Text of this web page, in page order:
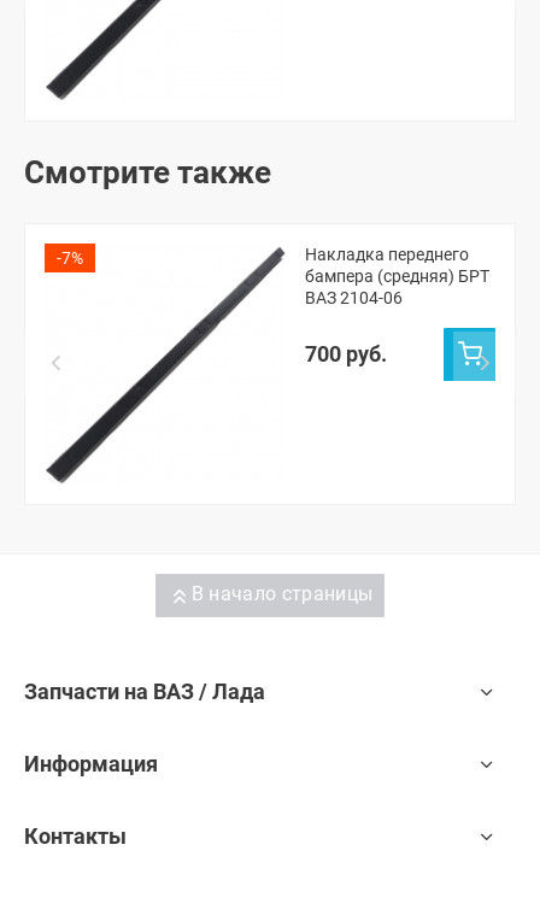
Смотрите также
-7%
Накладка переднего
бампера (средняя) БРТ
ВАЗ 2104-06
700 руб.
В начало страницы
Запчасти на ВАЗ / Лада
Информация
Контакты